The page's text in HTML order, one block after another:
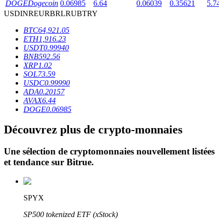
Blocages BTR
Des investissements exclusifs pour les détenteurs de BTR
Prêts
Service d'emprunt adossé à des cryptomonnaies
DOGEDogecoin 0.06985 6.64 0.06039 0.35621
USDINREURBRLRUBTRY
BTC64,921.05
ETH1,916.23
USDT0.99940
BNB592.56
XRP1.02
SOL73.59
USDC0.99990
ADA0.20157
AVAX6.44
DOGE0.06985
Découvrez plus de crypto-monnaies
Une sélection de cryptomonnaies nouvellement listées
et tendance sur Bitrue.
SPYX
SP500 tokenized ETF (xStock)